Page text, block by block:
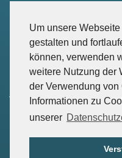
Um unsere
gestalten und
können, verwenden
weitere Nutzung der
der Verwendung
Informationen zu
unserer
Sankt-Jürgen-
Tel: +49 – (0)421-4166
Mail:
© 2026